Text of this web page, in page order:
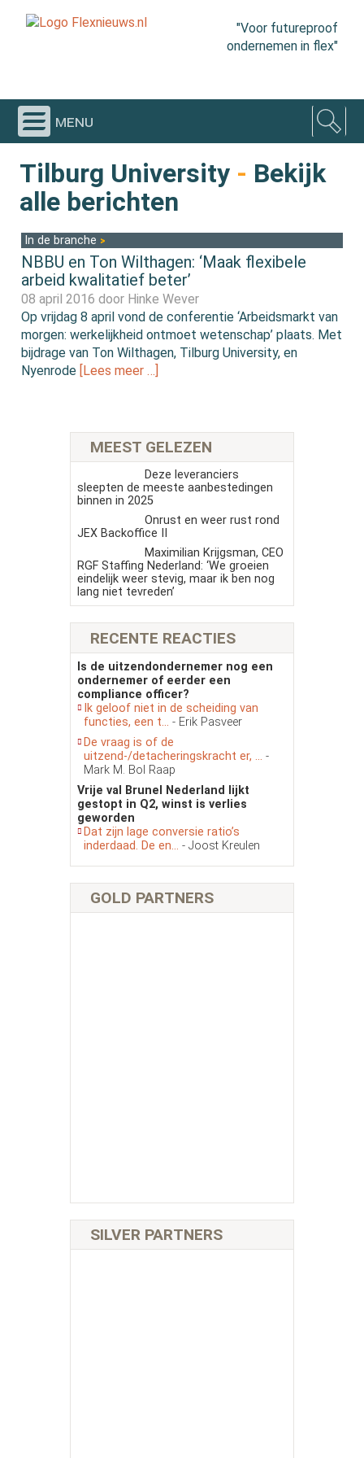
"Voor futureproof
ondernemen in flex"
menu
Tilburg University - Bekijk
alle berichten
In de branche
NBBU en Ton Wilthagen: ‘Maak flexibele
arbeid kwalitatief beter’
08 april 2016 door Hinke Wever
Op vrijdag 8 april vond de conferentie ‘Arbeidsmarkt van
morgen: werkelijkheid ontmoet wetenschap’ plaats. Met
bijdrage van Ton Wilthagen, Tilburg University, en
Nyenrode [Lees meer …]
MEEST GELEZEN
Deze leveranciers
sleepten de meeste aanbestedingen
binnen in 2025
Onrust en weer rust rond
JEX Backoffice II
Maximilian Krijgsman, CEO
RGF Staffing Nederland: ‘We groeien
eindelijk weer stevig, maar ik ben nog
lang niet tevreden’
RECENTE REACTIES
Is de uitzendondernemer nog een
ondernemer of eerder een
compliance officer?
Ik geloof niet in de scheiding van
functies, een t... - Erik Pasveer
De vraag is of de
uitzend-/detacheringskracht er, ... -
Mark M. Bol Raap
Vrije val Brunel Nederland lijkt
gestopt in Q2, winst is verlies
geworden
Dat zijn lage conversie ratio’s
inderdaad. De en... - Joost Kreulen
GOLD PARTNERS
SILVER PARTNERS